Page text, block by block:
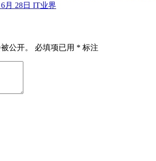
月 28日 IT业界
公开。 必填项已用 * 标注